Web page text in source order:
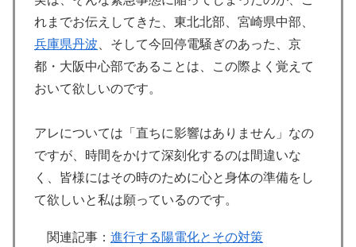
れまでお伝えしてきた、東北北部、宮崎県中部、
兵庫県丹波 、そして今回停電騒ぎのあった、京
都・大阪中心部であることは、この際よく覚えて
おいて欲しいのです。
アレについては「直ちに影響はありません」なの
ですが、時間をかけて深刻化するのは間違いな
く、皆様にはその時のために心と身体の準備をし
て欲しいと私は願っているのです。
関連記事： 進行する陽電化とその対策